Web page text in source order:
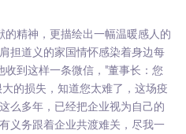
的精神，更描绘出一幅温暖感人的
担道义的家国情怀感染着身边每
到这样一条微信，"董事长：您
的损失，知道您太难了，这场疫
么多年，已经把企业视为自己的
义务跟着企业共渡难关，尽我一